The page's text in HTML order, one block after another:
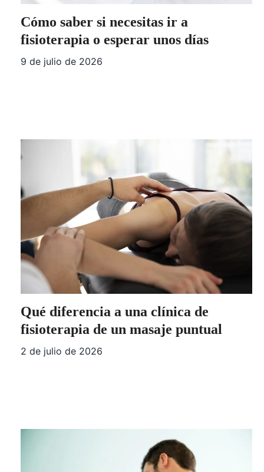
Cómo saber si necesitas ir a
fisioterapia o esperar unos días
9 de julio de 2026
Qué diferencia a una clínica de
fisioterapia de un masaje puntual
2 de julio de 2026